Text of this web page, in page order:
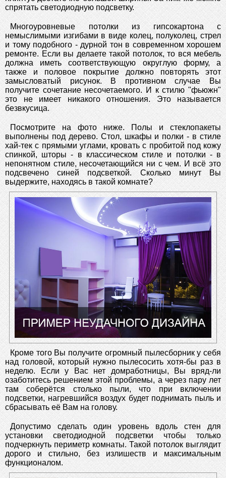
спрятать светодиодную подсветку.
Многоуровневые потолки из гипсокартона с
немыслимыми изгибами в виде колец, полуколец, стрел
и тому подобного - дурной тон в современном хорошем
ремонте. Если вы делаете такой потолок, то вся мебель
должна иметь соответствующую округлую форму, а
также и половое покрытие должно повторять этот
замысловатый рисунок. В противном случае Вы
получите сочетание несочетаемого. И к стилю "фьюжн"
это не имеет никакого отношения. Это называется
безвкусица.
Посмотрите на фото ниже. Полы и стеклопакеты
выполнены под дерево. Стол, шкафы и полки - в стиле
хай-тек с прямыми углами, кровать с пробитой под кожу
спинкой, шторы - в классическом стиле и потолки - в
непонятном стиле, несочетающийся ни с чем. И всё это
подсвечено синей подсветкой. Сколько минут Вы
выдержите, находясь в такой комнате?
Кроме того Вы получите огромный пылесборник у себя
над головой, который нужно пылесосить хотя-бы раз в
неделю. Если у Вас нет домработницы, Вы вряд-ли
озаботитесь решением этой проблемы, а через пару лет
там соберётся столько пыли, что при включении
подсветки, нагревшийся воздух будет поднимать пыль и
сбрасывать её Вам на голову.
Допустимо сделать один уровень вдоль стен для
установки светодиодной подсветки чтобы только
подчеркнуть периметр комнаты. Такой потолок выглядит
дорого и стильно, без излишеств и максимальным
функционалом.